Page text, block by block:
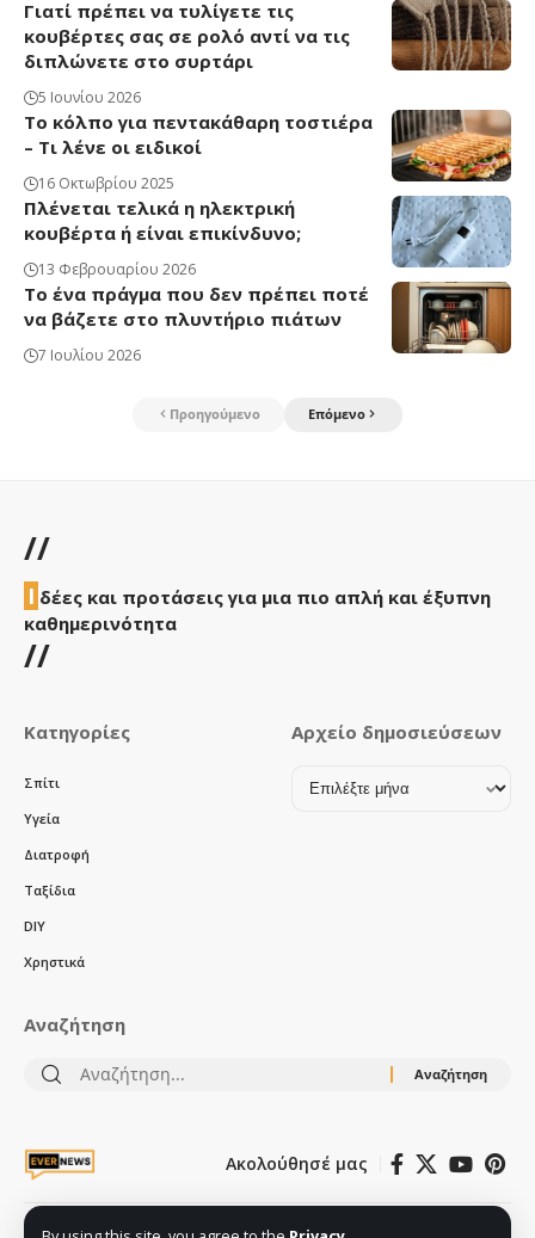
Γιατί πρέπει να τυλίγετε τις
κουβέρτες σας σε ρολό αντί να τις
διπλώνετε στο συρτάρι
5 Ιουνίου 2026
Το κόλπο για πεντακάθαρη τοστιέρα
– Τι λένε οι ειδικοί
16 Οκτωβρίου 2025
Πλένεται τελικά η ηλεκτρική
κουβέρτα ή είναι επικίνδυνο;
13 Φεβρουαρίου 2026
Το ένα πράγμα που δεν πρέπει ποτέ
να βάζετε στο πλυντήριο πιάτων
7 Ιουλίου 2026
Προηγούμενο Επόμενο
//
Ι δέες και προτάσεις για μια πιο απλή και έξυπνη
καθημερινότητα
//
Κατηγορίες
Σπίτι
Υγεία
Διατροφή
Ταξίδια
DIY
Χρηστικά
Αρχείο δημοσιεύσεων
Αρχείο
Αναζήτηση
Αναζήτηση
Ακολούθησέ μας